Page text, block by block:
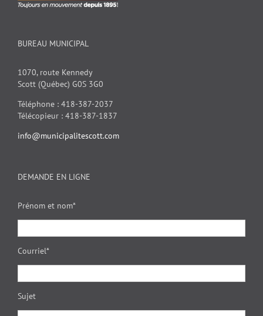
BUREAU MUNICIPAL
1070, route Kennedy
Scott (Québec) G0S 3G0
Téléphone : 418-387-2037
Télécopieur : 418-387-1837
info@municipalitescott.com
DEMANDE EN LIGNE
Prénom et nom*
Courriel*
Sujet